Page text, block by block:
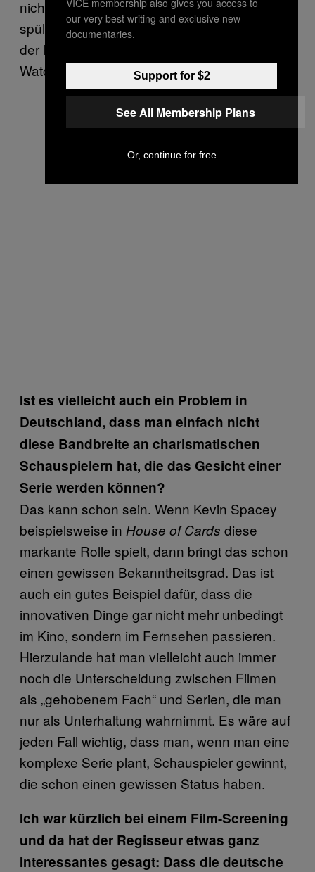
nicht direkt Geld in die Taschen der Sender
spült. Es gibt natürlich den DVD-Markt und
der läuft hier auch, oder Anbieter wie
Watchever und Netflix.
Ist es vielleicht auch ein Problem in
Deutschland, dass man einfach nicht
diese Bandbreite an charismatischen
Schauspielern hat, die das Gesicht einer
Serie werden können?
Das kann schon sein. Wenn Kevin Spacey
beispielsweise in House of Cards diese
markante Rolle spielt, dann bringt das schon
einen gewissen Bekanntheitsgrad. Das ist
auch ein gutes Beispiel dafür, dass die
innovativen Dinge gar nicht mehr unbedingt
im Kino, sondern im Fernsehen passieren.
Hierzulande hat man vielleicht auch immer
noch die Unterscheidung zwischen Filmen
als „gehobenem Fach“ und Serien, die man
nur als Unterhaltung wahrnimmt. Es wäre auf
jeden Fall wichtig, dass man, wenn man eine
komplexe Serie plant, Schauspieler gewinnt,
die schon einen gewissen Status haben.
Ich war kürzlich bei einem Film-Screening
und da hat der Regisseur etwas ganz
Interessantes gesagt: Dass die deutsche
our very best writing and exclusive new
documentaries.
Support for $2
See All Membership Plans
Or, continue for free